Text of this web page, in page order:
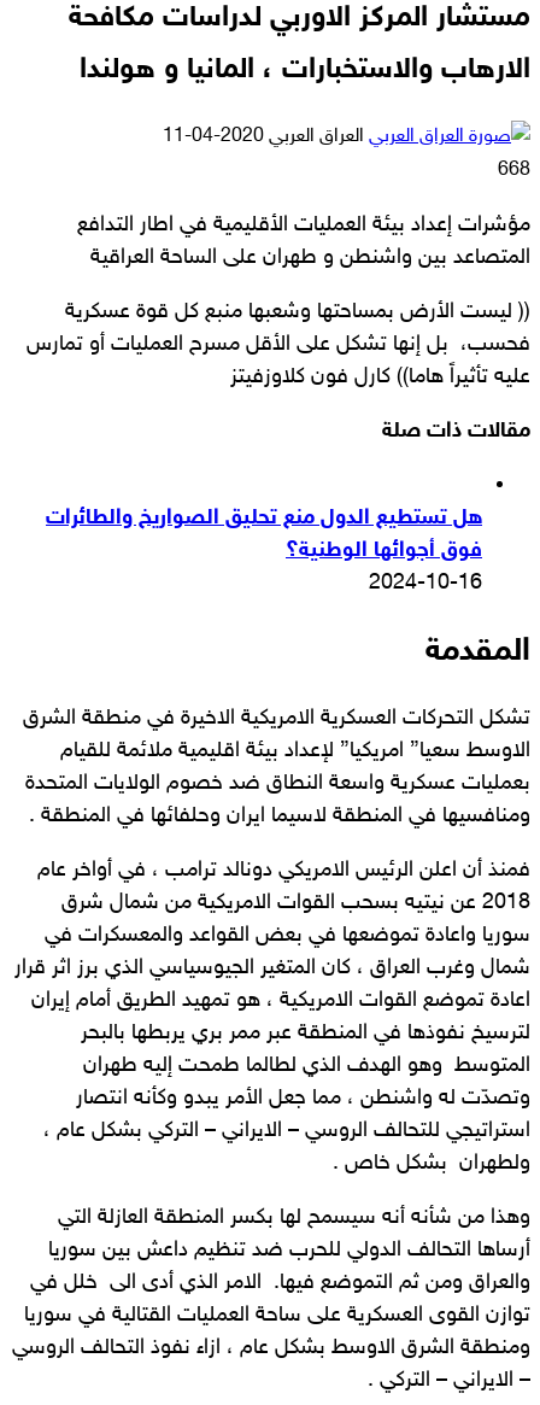
مستشار المركز الاوربي لدراسات مكافحة
الارهاب والاستخبارات ، المانيا و هولندا
العراق العربي أرسل
2020-04-11
668
مؤشرات إعداد بيئة العمليات الأقليمية في اطار التدافع
المتصاعد بين واشنطن و طهران على الساحة العراقية
(( ليست الأرض بمساحتها وشعبها منبع كل قوة عسكرية
فحسب، بل إنها تشكل على الأقل مسرح العمليات أو تمارس
عليه تأثيراً هاما)) كارل فون كلاوزفيتز
مقالات ذات صلة
هل تستطيع الدول منع تحليق الصواريخ والطائرات
فوق أجوائها الوطنية؟
2024-10-16
المقدمة
تشكل التحركات العسكرية الامريكية الاخيرة في منطقة الشرق
الاوسط سعيا” امريكيا” لإعداد بيئة اقليمية ملائمة للقيام
بعمليات عسكرية واسعة النطاق ضد خصوم الولايات المتحدة
ومنافسيها في المنطقة لاسيما ايران وحلفائها في المنطقة .
فمنذ أن اعلن الرئيس الامريكي دونالد ترامب ، في أواخر عام
2018 عن نيتيه بسحب القوات الامريكية من شمال شرق
سوريا واعادة تموضعها في بعض القواعد والمعسكرات في
شمال وغرب العراق ، كان المتغير الجيوسياسي الذي برز اثر قرار
اعادة تموضع القوات الامريكية ، هو تمهيد الطريق أمام إيران
لترسيخ نفوذها في المنطقة عبر ممر بري يربطها بالبحر
المتوسط وهو الهدف الذي لطالما طمحت إليه طهران
وتصدّت له واشنطن ، مما جعل الأمر يبدو وكأنه انتصار
استراتيجي للتحالف الروسي – الايراني – التركي بشكل عام ،
ولطهران بشكل خاص .
وهذا من شأنه أنه سيسمح لها بكسر المنطقة العازلة التي
أرساها التحالف الدولي للحرب ضد تنظيم داعش بين سوريا
والعراق ومن ثم التموضع فيها. الامر الذي أدى الى خلل في
توازن القوى العسكرية على ساحة العمليات القتالية في سوريا
ومنطقة الشرق الاوسط بشكل عام ، ازاء نفوذ التحالف الروسي
– الايراني – التركي .